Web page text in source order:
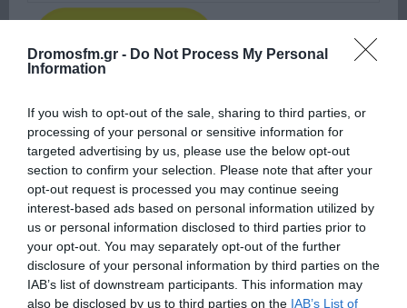
Dromosfm.gr - Do Not Process My Personal
Information
If you wish to opt-out of the sale, sharing to third parties, or
processing of your personal or sensitive information for
targeted advertising by us, please use the below opt-out
section to confirm your selection. Please note that after your
opt-out request is processed you may continue seeing
interest-based ads based on personal information utilized by
us or personal information disclosed to third parties prior to
your opt-out. You may separately opt-out of the further
disclosure of your personal information by third parties on the
IAB’s list of downstream participants. This information may
also be disclosed by us to third parties on the IAB’s List of
ΕΙΠΕΣ – ΦΕΡΡΗΣ ΘΟΔΩΡΗΣ